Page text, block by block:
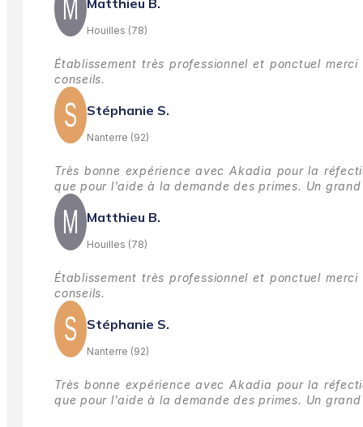
Matthieu B.
Houilles (78)
Établissement très professionnel et ponctuel
conseils.
Stéphanie S.
Nanterre (92)
Très bonne expérience avec Akadia pour la
que pour l'aide à la demande des primes. Un
Matthieu B.
Houilles (78)
Établissement très professionnel et ponctuel
conseils.
Stéphanie S.
Nanterre (92)
Très bonne expérience avec Akadia pour la
que pour l'aide à la demande des primes. Un